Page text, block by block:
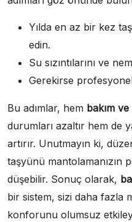
Yılda en az bir kez
edin.
Su sızıntılarını ve
Gerekirse
Bu adımlar, hem bakım
durumları azaltır hem de
artırır. Unutmayın ki,
taşyünü mantolamanızın
düşebilir. Sonuç olarak,
bir sistem, sizi daha fazla
konforunu olumsuz